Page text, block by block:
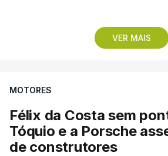
VER MAIS
Com estes resultados, Kimi
liderança do Mundial de Pilotos,
penalização de cinco segundos
Hamilton (Ferrari), que o deixou
chegar aos 219 pontos, mais 50
da Ferrari.
MOTORES
Félix da Costa sem
Tóquio e a Porsche
de construtores